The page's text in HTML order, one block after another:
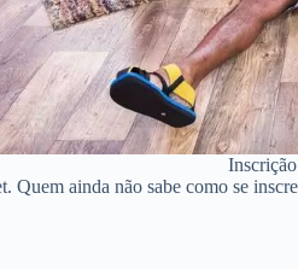
Quem ainda não sabe como se